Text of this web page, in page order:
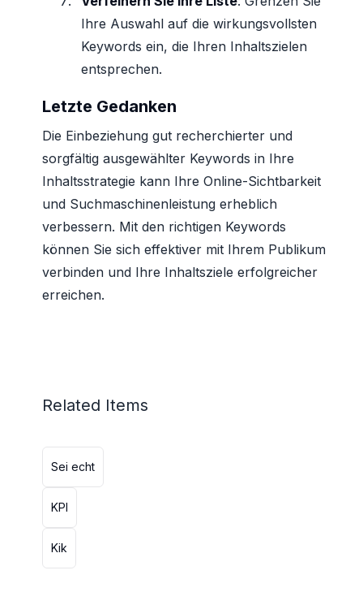
Ihre Auswahl auf die wirkungsvollsten
Keywords ein, die Ihren Inhaltszielen
entsprechen.
Letzte Gedanken
Die Einbeziehung gut recherchierter und
sorgfältig ausgewählter Keywords in Ihre
Inhaltsstrategie kann Ihre Online-Sichtbarkeit
und Suchmaschinenleistung erheblich
verbessern. Mit den richtigen Keywords
können Sie sich effektiver mit Ihrem Publikum
verbinden und Ihre Inhaltsziele erfolgreicher
erreichen.
Related Items
Sei echt
KPI
Kik